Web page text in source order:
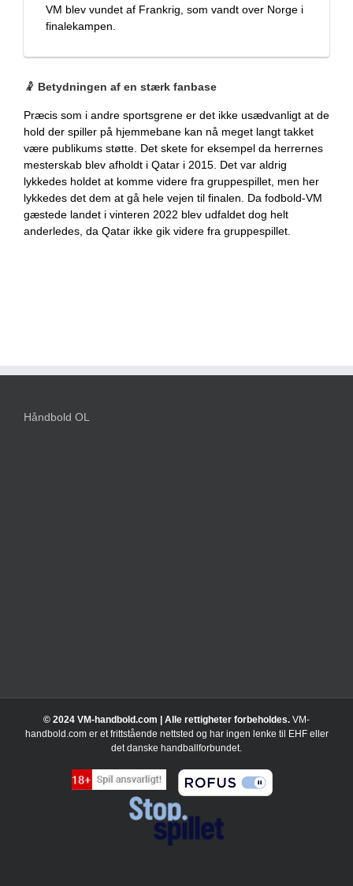
VM blev vundet af Frankrig, som vandt over Norge i
finalekampen.
🤾 Betydningen af en stærk fanbase
Præcis som i andre sportsgrene er det ikke usædvanligt at de
hold der spiller på hjemmebane kan nå meget langt takket
være publikums støtte. Det skete for eksempel da herrernes
mesterskab blev afholdt i Qatar i 2015. Det var aldrig
lykkedes holdet at komme videre fra gruppespillet, men her
lykkedes det dem at gå hele vejen til finalen. Da fodbold-VM
gæstede landet i vinteren 2022 blev udfaldet dog helt
anderledes, da Qatar ikke gik videre fra gruppespillet.
Håndbold OL
© 2024 VM-handbold.com | Alle rettigheter forbeholdes. VM-
handbold.com er et frittstående nettsted og har ingen lenke til EHF eller
det danske handballforbundet.